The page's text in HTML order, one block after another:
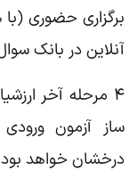
برگزاری حضوری
آنلاین در بانک
ساز آزمون
درخشان خواهد